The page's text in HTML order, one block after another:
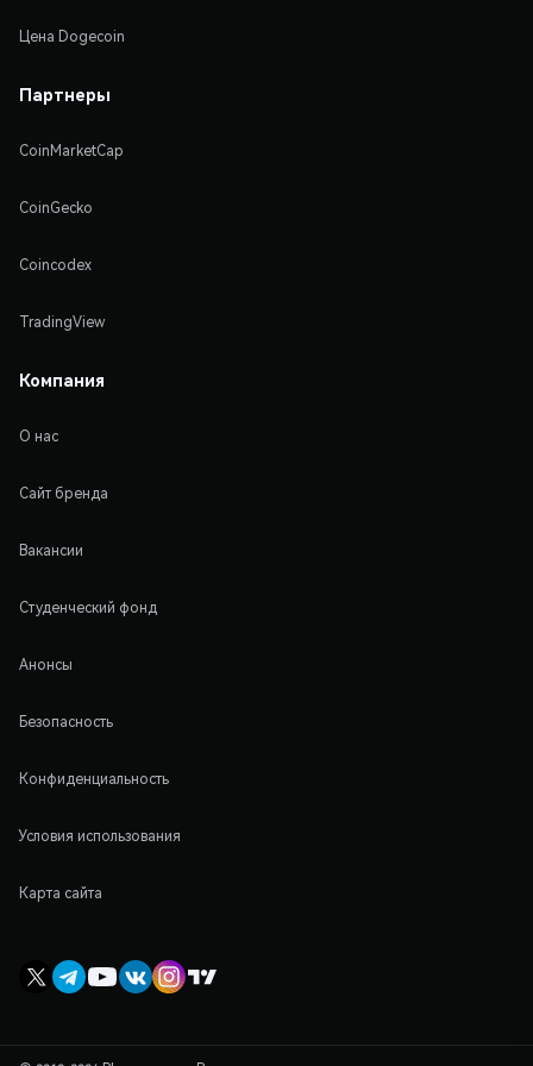
Цена Dogecoin
Партнеры
CoinMarketCap
CoinGecko
Coincodex
TradingView
Компания
О нас
Сайт бренда
Вакансии
Студенческий фонд
Анонсы
Безопасность
Конфиденциальность
Условия использования
Карта сайта